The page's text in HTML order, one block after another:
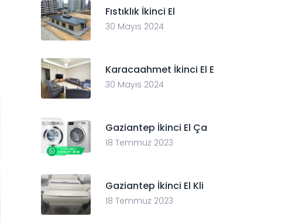
Fıstıklık İkinci El
30 Mayıs 2024
Karacaahmet İkinci El E
30 Mayıs 2024
Gaziantep İkinci El Ça
18 Temmuz 2023
Gaziantep İkinci El Kli
18 Temmuz 2023